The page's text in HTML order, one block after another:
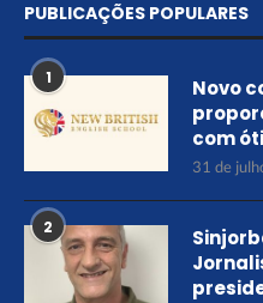
PUBLICAÇÕES POPULARES
1
Novo
com
31 de
2